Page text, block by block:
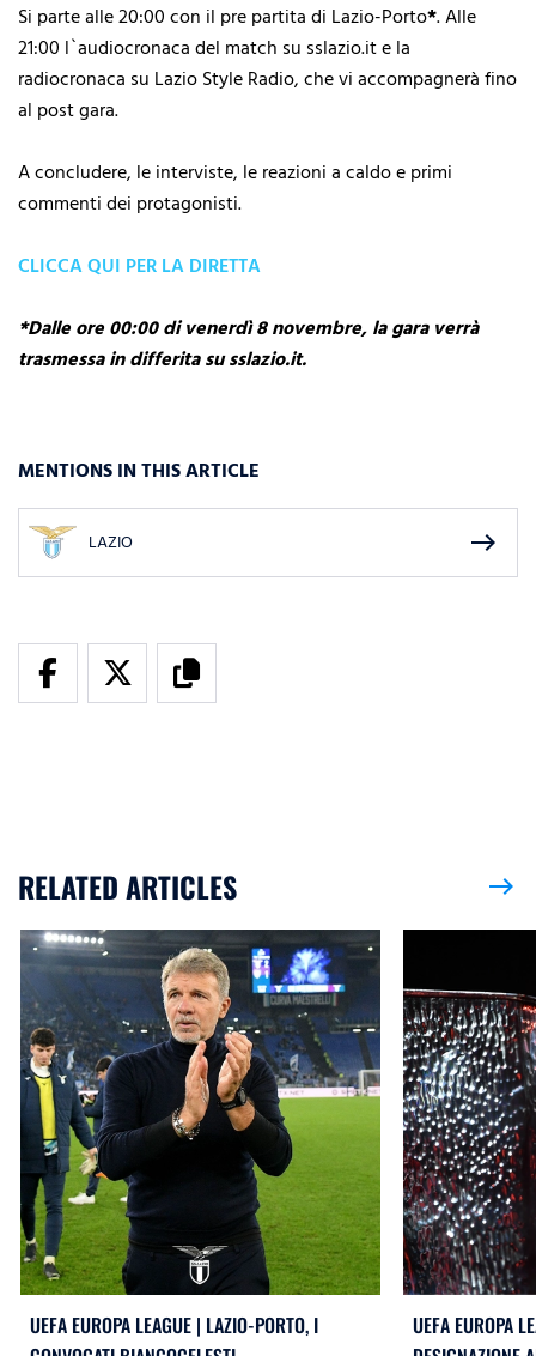
Si parte alle 20:00 con il pre partita di Lazio-Porto*. Alle
21:00 l`audiocronaca del match su sslazio.it e la
radiocronaca su Lazio Style Radio, che vi accompagnerà fino
al post gara.
A concludere, le interviste, le reazioni a caldo e primi
commenti dei protagonisti.
CLICCA QUI PER LA DIRETTA
*Dalle ore 00:00 di venerdì 8 novembre, la gara verrà
trasmessa in differita su sslazio.it.
MENTIONS IN THIS ARTICLE
LAZIO east
RELATED ARTICLES east
UEFA EUROPA LEAGUE | LAZIO-PORTO, I
UEFA EUROPA